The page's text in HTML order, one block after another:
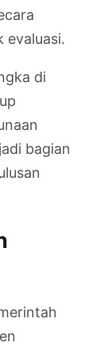
evaluasi.
di
bagian